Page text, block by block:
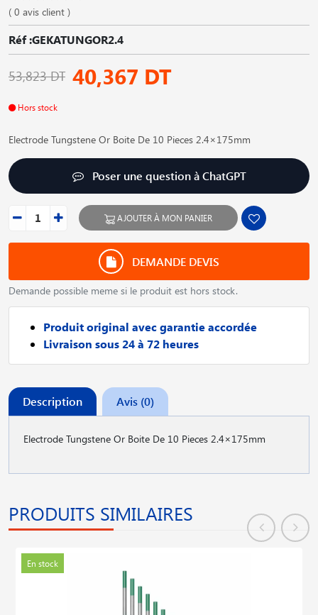
( 0 avis client )
Réf :GEKATUNGOR2.4
53,823 DT 40,367 DT
Hors stock
Electrode Tungstene Or Boite De 10 Pieces 2.4×175mm
Poser une question à ChatGPT
AJOUTER À MON PANIER
DEMANDE DEVIS
Demande possible meme si le produit est hors stock.
Produit original avec garantie accordée
Livraison sous 24 à 72 heures
Description Avis (0)
Electrode Tungstene Or Boite De 10 Pieces 2.4×175mm
PRODUITS SIMILAIRES
En stock